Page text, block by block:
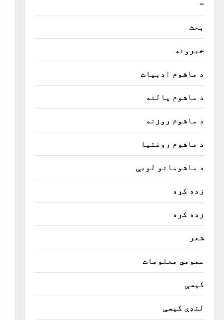
–
بحث
خبرونه
د ماشوم ادبیات
د ماشوم پالنه
د ماشوم روزنه
د ماشوم روغتیا
د ماشومانو لوبې
زده کړه
زده کړه
شعر
عمومي معلومات
کیسې
لنډې کیسې